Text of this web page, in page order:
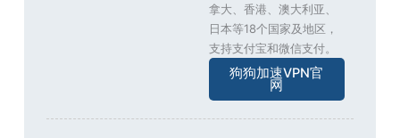
拿大、香港、澳大利亚、
日本等18个国家及地区，
支持支付宝和微信支付。
狗狗加速VPN官
网